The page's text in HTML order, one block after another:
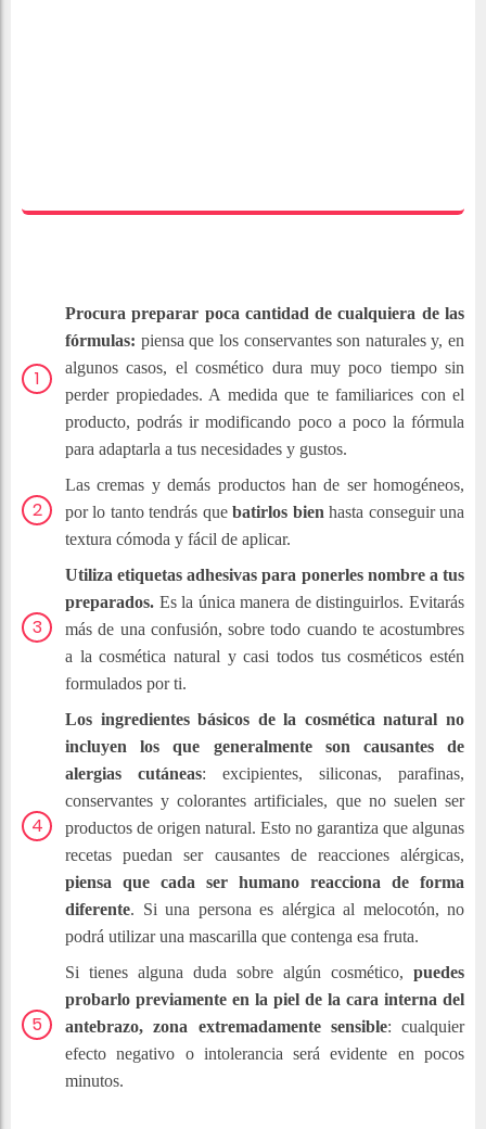
Procura preparar poca cantidad de cualquiera de las
fórmulas: piensa que los conservantes son naturales y, en
algunos casos, el cosmético dura muy poco tiempo sin
perder propiedades. A medida que te familiarices con el
producto, podrás ir modificando poco a poco la fórmula
para adaptarla a tus necesidades y gustos.
Las cremas y demás productos han de ser homogéneos,
por lo tanto tendrás quebatirlos bien hasta conseguir una
textura cómoda y fácil de aplicar.
Utiliza etiquetas adhesivas para ponerles nombre a tus
preparados. Es la única manera de distinguirlos. Evitarás
más de una confusión, sobre todo cuando te acostumbres
a la cosmética natural y casi todos tus cosméticos estén
formulados por ti.
Los ingredientes básicos de la cosmética natural no
incluyen los que generalmente son causantes de
alergias cutáneas: excipientes, siliconas, parafinas,
conservantes y colorantes artificiales, que no suelen ser
productos de origen natural. Esto no garantiza que algunas
recetas puedan ser causantes de reacciones alérgicas,
piensa que cada ser humano reacciona de forma
diferente. Si una persona es alérgica al melocotón, no
podrá utilizar una mascarilla que contenga esa fruta.
Si tienes alguna duda sobre algún cosmético, puedes
probarlo previamente en la piel de la cara interna del
antebrazo, zona extremadamente sensible: cualquier
efecto negativo o intolerancia será evidente en pocos
minutos.